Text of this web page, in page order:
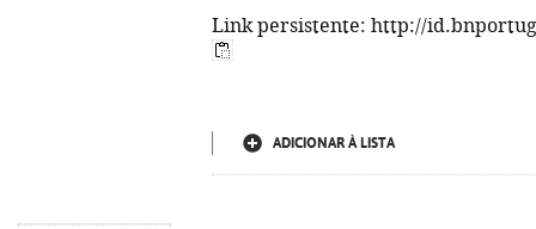
Link persistente: http://
ADICIONAR À LISTA